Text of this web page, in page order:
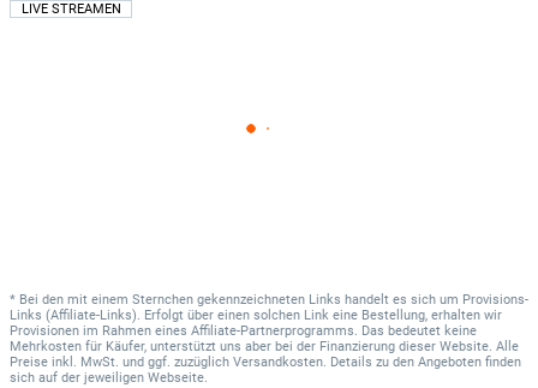
LIVE STREAMEN
* Bei den mit einem Sternchen gekennzeichneten Links handelt es sich um Provisions-
Links (Affiliate-Links). Erfolgt über einen solchen Link eine Bestellung, erhalten wir
Provisionen im Rahmen eines Affiliate-Partnerprogramms. Das bedeutet keine
Mehrkosten für Käufer, unterstützt uns aber bei der Finanzierung dieser Website. Alle
Preise inkl. MwSt. und ggf. zuzüglich Versandkosten. Details zu den Angeboten finden
sich auf der jeweiligen Webseite.